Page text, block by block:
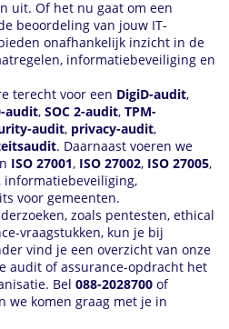
uit. Of het nu gaat om een
beoordeling van jouw IT-
onafhankelijk inzicht in de
informatiebeveiliging en
terecht voor een DigiD-audit,
audit, SOC 2-audit, TPM-
audit, privacy-audit,
. Daarnaast voeren we
ISO 27001, ISO 27002, ISO 27005,
informatiebeveiliging,
voor gemeenten.
zoals pentesten, ethical
vraagstukken, kun je bij
vind je een overzicht van onze
audit of assurance-opdracht het
Bel 088-2028700 of
we komen graag met je in